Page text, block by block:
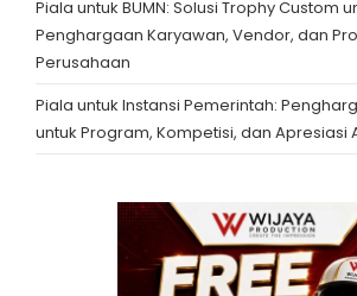
Piala untuk BUMN: Solusi Trophy Custom
Penghargaan Karyawan, Vendor, dan
Perusahaan
Piala untuk Instansi Pemerintah:
untuk Program, Kompetisi, dan Apresiasi